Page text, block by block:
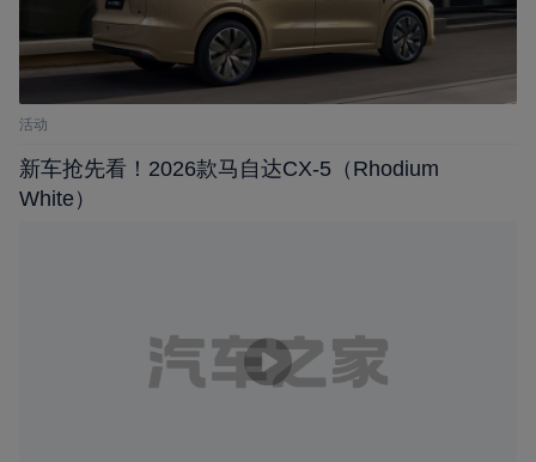
活动
新车抢先看！2026款马自达CX-5（Rhodium
White）